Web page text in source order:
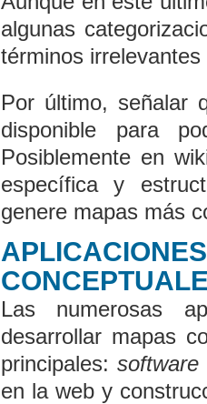
algunas
términos
Por último, señalar
disponible para
Posiblemente en
específica y
genere mapas más
Las numerosas
desarrollar mapas
principales: software
en la web y